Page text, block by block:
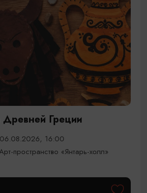
Греции
16:00
пространство «Янтарь-холл»